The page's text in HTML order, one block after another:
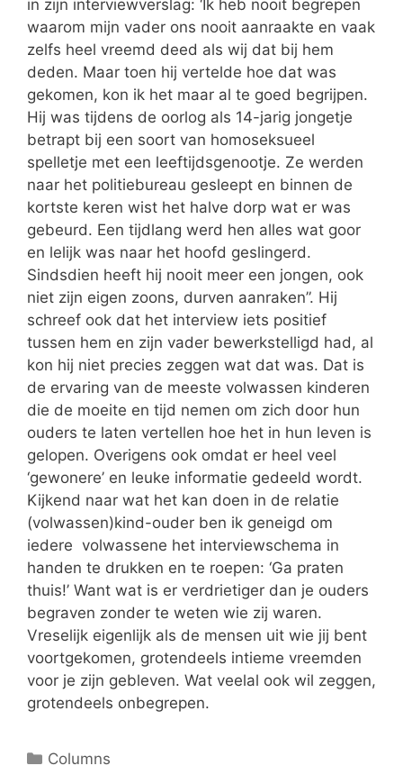
in zijn interviewverslag: ‘Ik heb nooit begrepen
waarom mijn vader ons nooit aanraakte en vaak
zelfs heel vreemd deed als wij dat bij hem
deden. Maar toen hij vertelde hoe dat was
gekomen, kon ik het maar al te goed begrijpen.
Hij was tijdens de oorlog als 14-jarig jongetje
betrapt bij een soort van homoseksueel
spelletje met een leeftijdsgenootje. Ze werden
naar het politiebureau gesleept en binnen de
kortste keren wist het halve dorp wat er was
gebeurd. Een tijdlang werd hen alles wat goor
en lelijk was naar het hoofd geslingerd.
Sindsdien heeft hij nooit meer een jongen, ook
niet zijn eigen zoons, durven aanraken”. Hij
schreef ook dat het interview iets positief
tussen hem en zijn vader bewerkstelligd had, al
kon hij niet precies zeggen wat dat was. Dat is
de ervaring van de meeste volwassen kinderen
die de moeite en tijd nemen om zich door hun
ouders te laten vertellen hoe het in hun leven is
gelopen. Overigens ook omdat er heel veel
‘gewonere’ en leuke informatie gedeeld wordt.
Kijkend naar wat het kan doen in de relatie
(volwassen)kind-ouder ben ik geneigd om
iedere volwassene het interviewschema in
handen te drukken en te roepen: ‘Ga praten
thuis!’ Want wat is er verdrietiger dan je ouders
begraven zonder te weten wie zij waren.
Vreselijk eigenlijk als de mensen uit wie jij bent
voortgekomen, grotendeels intieme vreemden
voor je zijn gebleven. Wat veelal ook wil zeggen,
grotendeels onbegrepen.
Columns